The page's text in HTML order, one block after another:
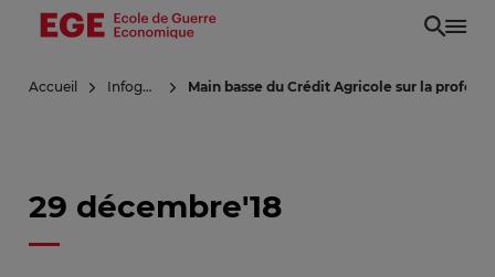
Aller
principal
Accueil Infoguerre Main basse du Crédit Agricole sur la
29 décembre'18